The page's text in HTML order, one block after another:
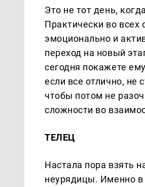
Это не тот день,
Практически во всех
эмоционально и
переход на новый
сегодня покажете
если все отлично, не
чтобы потом не
сложности во
ТЕЛЕЦ
Настала пора взять
неурядицы. Именно в